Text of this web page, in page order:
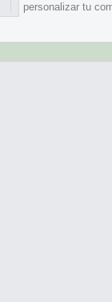
personalizar tu